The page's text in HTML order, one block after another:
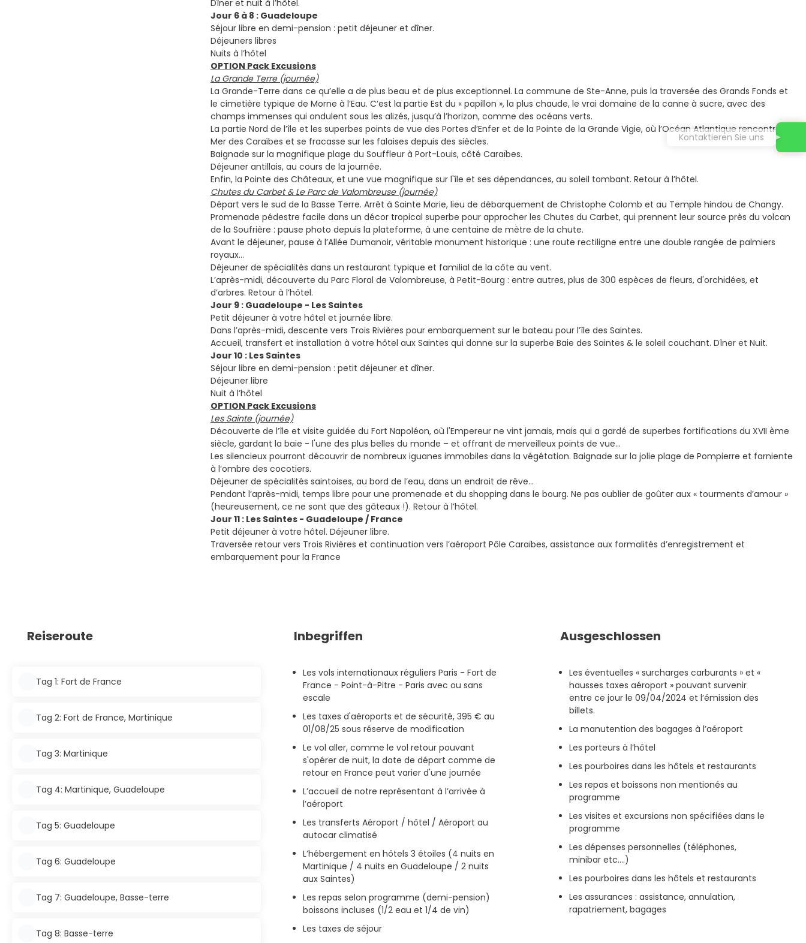
Dîner et nuit à l’hôtel.
Jour 6 à 8 : Guadeloupe
Séjour libre en demi-pension : petit déjeuner et dîner.
Déjeuners libres
Nuits à l’hôtel
OPTION Pack Excusions
La Grande Terre (journée)
La Grande-Terre dans ce qu’elle a de plus beau et de plus exceptionnel. La commune de Ste-Anne, puis la traversée des Grands Fonds et
le cimetière typique de Morne à l’Eau. C’est la partie Est du « papillon », la plus chaude, le vrai domaine de la canne à sucre, avec des
champs immenses qui ondulent sous les alizés, jusqu’à l’horizon, comme des océans verts.
La partie Nord de l’île et les superbes points de vue des Portes d’Enfer et de la Pointe de la Grande Vigie, où l’Océan Atlantique rencontre la
Mer des Caraïbes et se fracasse sur les falaises depuis des siècles.
Baignade sur la magnifique plage du Souffleur à Port-Louis, côté Caraïbes.
Déjeuner antillais, au cours de la journée.
Enfin, la Pointe des Châteaux, et une vue magnifique sur l'île et ses dépendances, au soleil tombant. Retour à l’hôtel.
Chutes du Carbet & Le Parc de Valombreuse (journée)
Départ vers le sud de la Basse Terre. Arrêt à Sainte Marie, lieu de débarquement de Christophe Colomb et au Temple hindou de Changy.
Promenade pédestre facile dans un décor tropical superbe pour approcher les Chutes du Carbet, qui prennent leur source près du volcan
de la Soufrière : pause photo depuis la plateforme, à une centaine de mètre de la chute.
Avant le déjeuner, pause à l’Allée Dumanoir, véritable monument historique : une route rectiligne entre une double rangée de palmiers
royaux…
Déjeuner de spécialités dans un restaurant typique et familial de la côte au vent.
L’après-midi, découverte du Parc Floral de Valombreuse, à Petit-Bourg : entre autres, plus de 300 espèces de fleurs, d'orchidées, et
d’arbres. Retour à l’hôtel.
Jour 9 : Guadeloupe - Les Saintes
Petit déjeuner à votre hôtel et journée libre.
Dans l’après-midi, descente vers Trois Rivières pour embarquement sur le bateau pour l’île des Saintes.
Accueil, transfert et installation à votre hôtel aux Saintes qui donne sur la superbe Baie des Saintes & le soleil couchant. Dîner et Nuit.
Jour 10 : Les Saintes
Séjour libre en demi-pension : petit déjeuner et dîner.
Déjeuner libre
Nuit à l’hôtel
OPTION Pack Excusions
Les Sainte (journée)
Découverte de l’île et visite guidée du Fort Napoléon, où l'Empereur ne vint jamais, mais qui a gardé de superbes fortifications du XVII ème
siècle, gardant la baie - l'une des plus belles du monde – et offrant de merveilleux points de vue…
Les silencieux pourront découvrir de nombreux iguanes immobiles dans la végétation. Baignade sur la jolie plage de Pompierre et farniente
à l’ombre des cocotiers.
Déjeuner de spécialités saintoises, au bord de l’eau, dans un endroit de rêve...
Pendant l’après-midi, temps libre pour une promenade et du shopping dans le bourg. Ne pas oublier de goûter aux « tourments d’amour »
(heureusement, ce ne sont que des gâteaux !). Retour à l’hôtel.
Jour 11 : Les Saintes - Guadeloupe / France
Petit déjeuner à votre hôtel. Déjeuner libre.
Traversée retour vers Trois Rivières et continuation vers l’aéroport Pôle Caraïbes, assistance aux formalités d’enregistrement et
embarquement pour la France
Reiseroute
Tag 1: Fort de France
Tag 2: Fort de France, Martinique
Tag 3: Martinique
Tag 4: Martinique, Guadeloupe
Tag 5: Guadeloupe
Tag 6: Guadeloupe
Tag 7: Guadeloupe, Basse-terre
Tag 8: Basse-terre
Inbegriffen
Les vols internationaux réguliers Paris - Fort de
France - Point-à-Pitre - Paris avec ou sans
escale
Les taxes d'aéroports et de sécurité, 395 € au
01/08/25 sous réserve de modification
Le vol aller, comme le vol retour pouvant
s'opérer de nuit, la date de départ comme de
retour en France peut varier d'une journée
L’accueil de notre représentant à l’arrivée à
l’aéroport
Les transferts Aéroport / hôtel / Aéroport au
autocar climatisé
L’hébergement en hôtels 3 étoiles (4 nuits en
Martinique / 4 nuits en Guadeloupe / 2 nuits
aux Saintes)
Les repas selon programme (demi-pension)
boissons incluses (1/2 eau et 1/4 de vin)
Les taxes de séjour
Ausgeschlossen
Les éventuelles « surcharges carburants » et «
hausses taxes aéroport » pouvant survenir
entre ce jour le 09/04/2024 et l’émission des
billets.
La manutention des bagages à l’aéroport
Les porteurs à l’hôtel
Les pourboires dans les hôtels et restaurants
Les repas et boissons non mentionés au
programme
Les visites et excursions non spécifiées dans le
programme
Les dépenses personnelles (téléphones,
minibar etc.…)
Les pourboires dans les hôtels et restaurants
Les assurances : assistance, annulation,
rapatriement, bagages
Kontaktieren Sie uns